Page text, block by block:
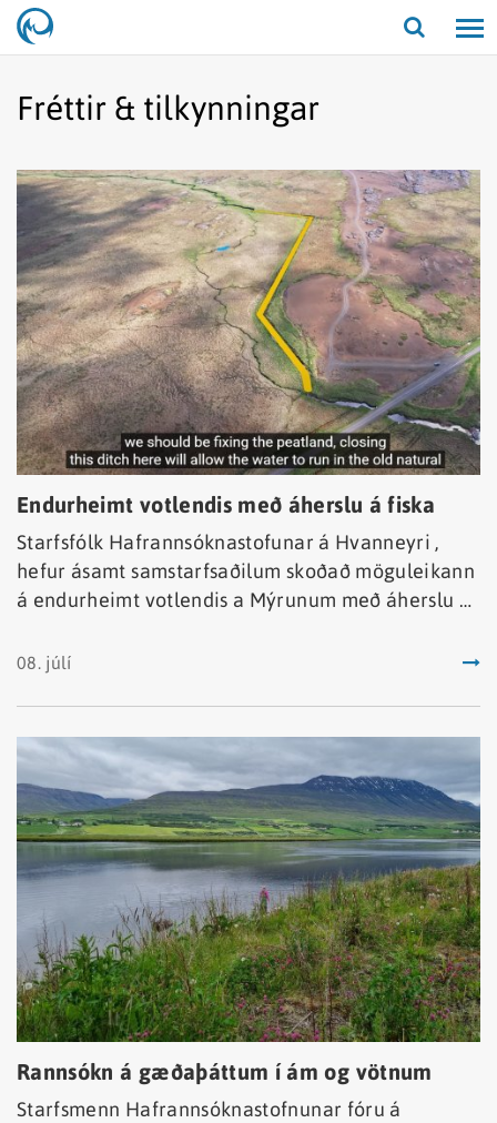
Opna/
Fréttir & tilkynningar
Endurheimt votlendis með áherslu á fiska
Starfsfólk Hafrannsóknastofunar á Hvanneyri ,
hefur ásamt samstarfsaðilum skoðað möguleikann
á endurheimt votlendis a Mýrunum með áherslu á
08. júlí
Rannsókn á gæðaþáttum í ám og vötnum
Starfsmenn Hafrannsóknastofnunar fóru á